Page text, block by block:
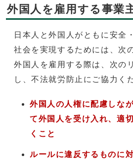
外国人を雇用する事業
日本人と外国人がともに安全
社会を実現するためには、次
外国人を雇用する際は、次の
し、不法就労防止にご協力く
外国人の人権に配慮しな
て外国人を受け入れ、適
くこと
ルールに違反するものに